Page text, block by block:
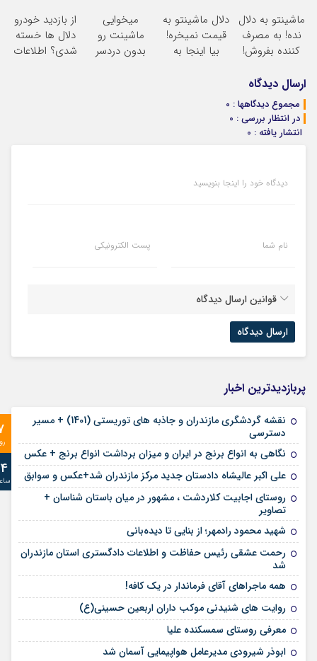
ماشینتو به دلال
نده! به مصرف
کننده بفروش!
یک تماس
دلال ماشینتو به
قیمت نمیخره!
بیا اینجا به
میخوایی
ماشینت رو
بدون دردسر
از بازدید خودرو
دلال ها خسته
شدی؟ اطلاعات
ارسال دیدگاه
مجموع دیدگاهها : 0
در انتظار بررسی : 0
انتشار یافته : 0
دیدگاه خود را اینجا بنویسید
نام شما پست الکترونیکی
قوانین ارسال دیدگاه
پربازدیدترین اخبار
نقشه گردشگری مازندران و جاذبه های توریستی (1401) + مسیر
دسترسی
نگاهی به انواع برنج در ایران و میزان برداشت انواع برنج + عکس
علی‌ اکبر عالیشاه دادستان جدید مرکز مازندران شد+عکس و سوابق
روستای اجابیت کلاردشت ، مشهور در میان باستان شناسان +
تصاویر
شهید محمود رادمهر؛ از بنایی تا دیده‌بانی
رحمت عشقی رئیس حفاظت و اطلاعات دادگستری استان مازندران
شد
همه ماجراهای آقای فرماندار در یک کافه!
روایت های شنیدنی موکب داران اربعین حسینی(ع)
معرفی روستای سمسکنده علیا
ابوذر شیرودی مدیرعامل هواپیمایی آسمان شد